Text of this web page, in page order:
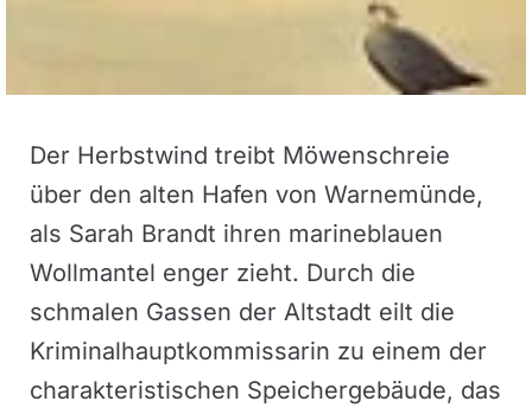
Der Herbstwind treibt Möwenschreie
über den alten Hafen von Warnemünde,
als Sarah Brandt ihren marineblauen
Wollmantel enger zieht. Durch die
schmalen Gassen der Altstadt eilt die
Kriminalhauptkommissarin zu einem der
charakteristischen Speichergebäude, das